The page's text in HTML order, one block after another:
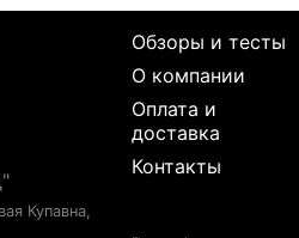
Купавна,
Обзоры и тесты
О компании
Оплата и
доставка
Контакты